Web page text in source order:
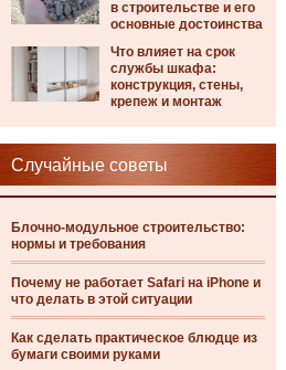
в строительстве и его
основные достоинства
Что влияет на срок
службы шкафа:
конструкция, стены,
крепеж и монтаж
Случайные советы
Блочно-модульное строительство:
нормы и требования
Почему не работает Safari на iPhone и
что делать в этой ситуации
Как сделать практическое блюдце из
бумаги своими руками